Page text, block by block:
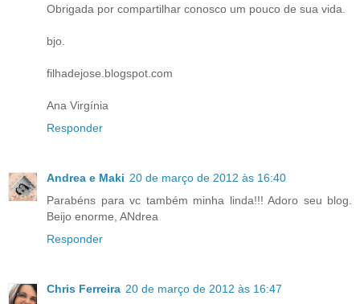
Obrigada por compartilhar conosco um pouco de sua vida.
bjo.
filhadejose.blogspot.com
Ana Virgínia
Responder
Andrea e Maki 20 de março de 2012 às 16:40
Parabéns para vc também minha linda!!! Adoro seu blog.
Beijo enorme, ANdrea
Responder
Chris Ferreira 20 de março de 2012 às 16:47